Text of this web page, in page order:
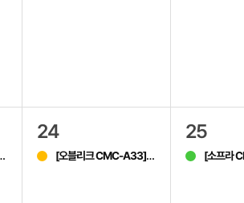
모바일 라이브
24
[오블리크 CMC-A33] 홈쇼핑
25
[소프라